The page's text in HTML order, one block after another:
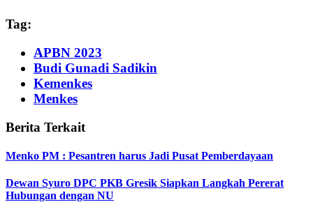
Tag:
APBN 2023
Budi Gunadi Sadikin
Kemenkes
Menkes
Berita Terkait
Menko PM : Pesantren harus Jadi Pusat Pemberdayaan
Dewan Syuro DPC PKB Gresik Siapkan Langkah Pererat
Hubungan dengan NU